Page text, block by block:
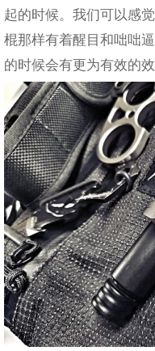
起的时候。我们可以感
棍那样有着醒目和咄咄
的时候会有更为有效的效